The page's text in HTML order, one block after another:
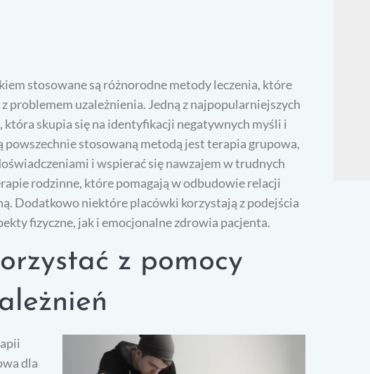
stosowane są różnorodne metody leczenia, które
problemem uzależnienia. Jedną z najpopularniejszych
skupia się na identyfikacji negatywnych myśli i
stosowaną metodą jest terapia grupowa,
i wspierać się nawzajem w trudnych
rodzinne, które pomagają w odbudowie relacji
Dodatkowo niektóre placówki korzystają z podejścia
fizyczne, jak i emocjonalne zdrowia pacjenta.
z pomocy
dla